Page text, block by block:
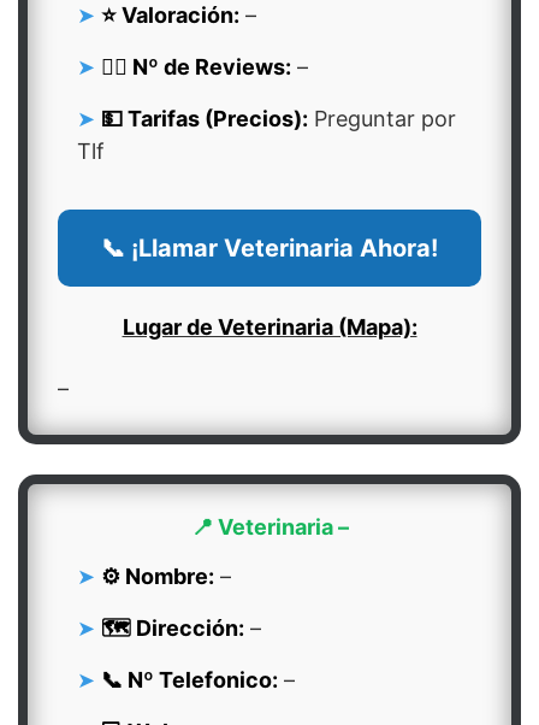
⭐ Valoración: –
👍🏻 Nº de Reviews: –
💵 Tarifas (Precios): Preguntar por
Tlf
📞 ¡Llamar Veterinaria Ahora!
Lugar de Veterinaria (Mapa):
–
📍 Veterinaria –
⚙️ Nombre: –
🗺️ Dirección: –
📞 Nº Telefonico: –